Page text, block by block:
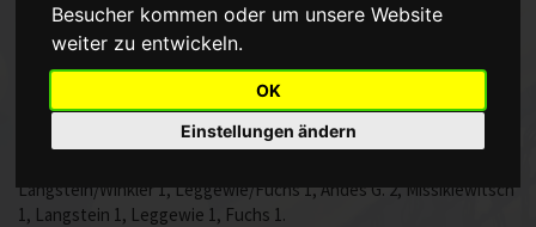
Besucher kommen oder um unsere Website
weiter zu entwickeln.
OK
Einstellungen ändern
Ein deutlicher Sieg gelang unserer dritten Mannschaft gegen
gingen, legte unsere Dritte den Grundstein für den Erfolg. Auch in
den anschließenden Einzeln zeigte unsere Dritte keine Schwäche
und besiegte Rheingönnheim auch in dieser Höhe verdient. Die
Langstein/Winkler 1, Leggewie/Fuchs 1, Andes G. 2, Missikiewitsch
1, Langstein 1, Leggewie 1, Fuchs 1.